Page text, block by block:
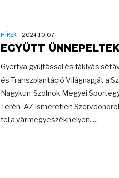
HÍREK 2024.10.07
EGYÜTT
Gyertya gyújtással és fáklyás
és Transzplantáció Világnapját a
Nagykun-Szolnok Megyei
Terén. AZ Ismeretlen
fel a vármegyeszékhelyen. ...